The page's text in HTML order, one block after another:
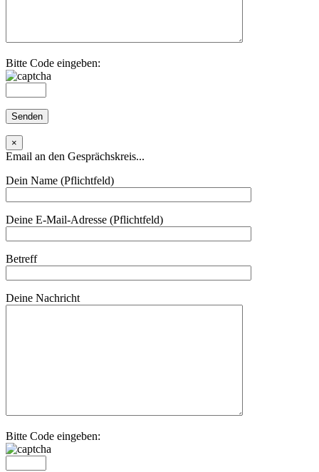
Bitte Code eingeben:
×
Email an den Gesprächskreis...
Dein Name (Pflichtfeld)
Deine E-Mail-Adresse (Pflichtfeld)
Betreff
Deine Nachricht
Bitte Code eingeben: